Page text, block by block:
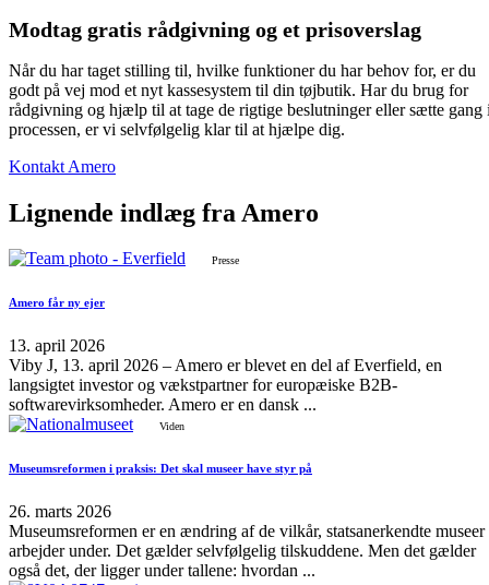
Modtag gratis rådgivning og et prisoverslag
Når du har taget stilling til, hvilke funktioner du har behov for, er du
godt på vej mod et nyt kassesystem til din tøjbutik. Har du brug for
rådgivning og hjælp til at tage de rigtige beslutninger eller sætte gang
processen, er vi selvfølgelig klar til at hjælpe dig.
Kontakt Amero
Lignende indlæg fra Amero
Presse
Amero får ny ejer
13. april 2026
Viby J, 13. april 2026 – Amero er blevet en del af Everfield, en
langsigtet investor og vækstpartner for europæiske B2B-
softwarevirksomheder. Amero er en dansk ...
Viden
Museumsreformen i praksis: Det skal museer have styr på
26. marts 2026
Museumsreformen er en ændring af de vilkår, statsanerkendte museer
arbejder under. Det gælder selvfølgelig tilskuddene. Men det gælder
også det, der ligger under tallene: hvordan ...